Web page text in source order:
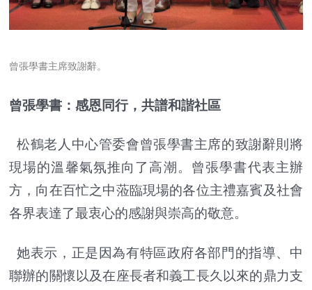
曾張學書主席致謝辭。
曾張學書：感恩同行，共譜和諧社區
松鶴老人中心管委會曾張學書主席的致謝辭則將
現場的溫馨氣氛推向了高潮。曾張學書代表主辦
方，向在百忙之中蒞臨現場的各位主禮嘉賓及社會
各界表達了最衷心的感謝與崇高的敬意。
她表示，正是因為有特區政府各部門的指導、中
聯辦的關懷以及在座長者和義工長久以來的鼎力支